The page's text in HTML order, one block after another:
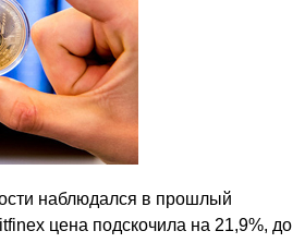
наблюдался в прошлый
цена подскочила на 21,9%, до